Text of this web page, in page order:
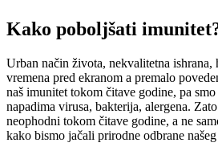
Kako poboljšati
Urban način života, nekvalitetna ishrana,
vremena pred ekranom a premalo
naš imunitet tokom čitave godine, pa
napadima virusa, bakterija, alergena.
neophodni tokom čitave godine, a ne
kako bismo jačali prirodne odbrane